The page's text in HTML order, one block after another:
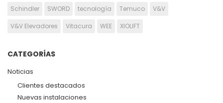
Schindler SWORD tecnología Temuco V&V
V&V Elevadores Vitacura WEE XIOLIFT
CATEGORÍAS
Noticias
Clientes destacados
Nuevas instalaciones